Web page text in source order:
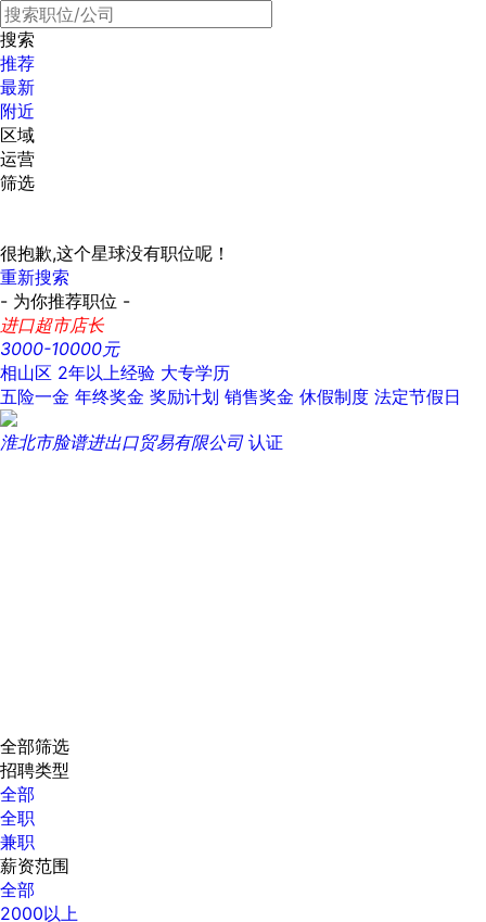
搜索
推荐
最新
附近
区域
运营
筛选
很抱歉,这个星球没有职位呢！
重新搜索
- 为你推荐职位 -
进口超市店长
3000-10000元
相山区 2年以上经验 大专学历
五险一金 年终奖金 奖励计划 销售奖金 休假制度 法定节假日
淮北市脸谱进出口贸易有限公司 认证
全部筛选
招聘类型
全部
全职
兼职
薪资范围
全部
2000以上